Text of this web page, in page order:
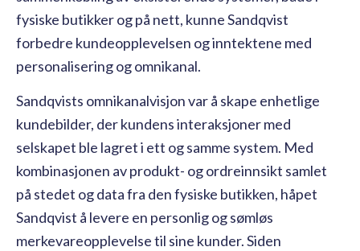
fysiske butikker og på nett, kunne Sandqvist
forbedre kundeopplevelsen og inntektene med
personalisering og omnikanal.
Sandqvists omnikanalvisjon var å skape enhetlige
kundebilder, der kundens interaksjoner med
selskapet ble lagret i ett og samme system. Med
kombinasjonen av produkt- og ordreinnsikt samlet
på stedet og data fra den fysiske butikken, håpet
Sandqvist å levere en personlig og sømløs
merkevareopplevelse til sine kunder. Siden